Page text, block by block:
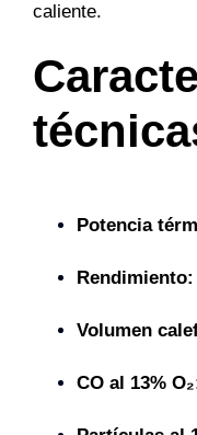
caliente.
Potencia
Rendimiento:
Volumen
CO al 13%